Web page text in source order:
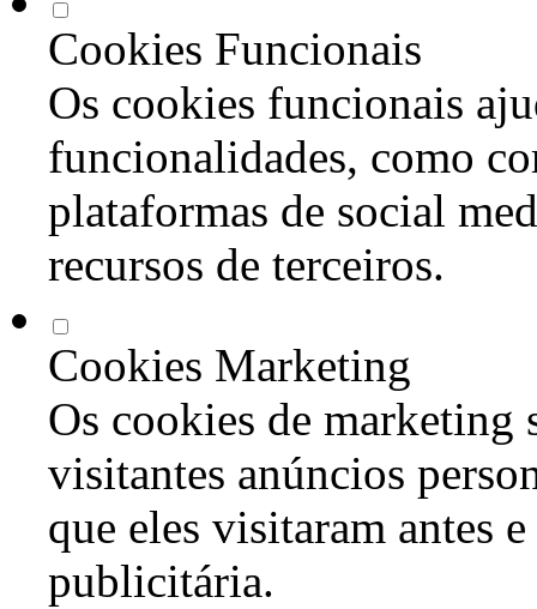
Cookies Funcionais
Os cookies funcionais
funcionalidades, como
plataformas de social
recursos de terceiros.
Cookies Marketing
Os cookies de marketing
visitantes anúncios
que eles visitaram antes
publicitária.